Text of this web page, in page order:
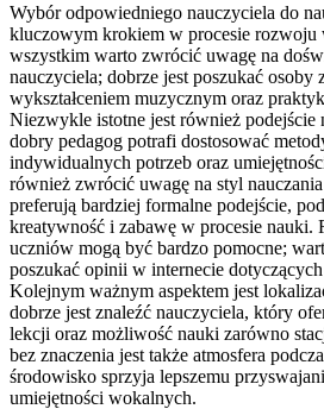
Wybór odpowiedniego nauczyciela do
kluczowym krokiem w procesie rozwoju
wszystkim warto zwrócić uwagę na
nauczyciela; dobrze jest poszukać osoby
wykształceniem muzycznym oraz
Niezwykle istotne jest również podejście
dobry pedagog potrafi dostosować
indywidualnych potrzeb oraz
również zwrócić uwagę na styl
preferują bardziej formalne podejście,
kreatywność i zabawę w procesie nauki.
uczniów mogą być bardzo pomocne;
poszukać opinii w internecie
Kolejnym ważnym aspektem jest
dobrze jest znaleźć nauczyciela, który
lekcji oraz możliwość nauki zarówno
bez znaczenia jest także atmosfera
środowisko sprzyja lepszemu
umiejętności wokalnych.